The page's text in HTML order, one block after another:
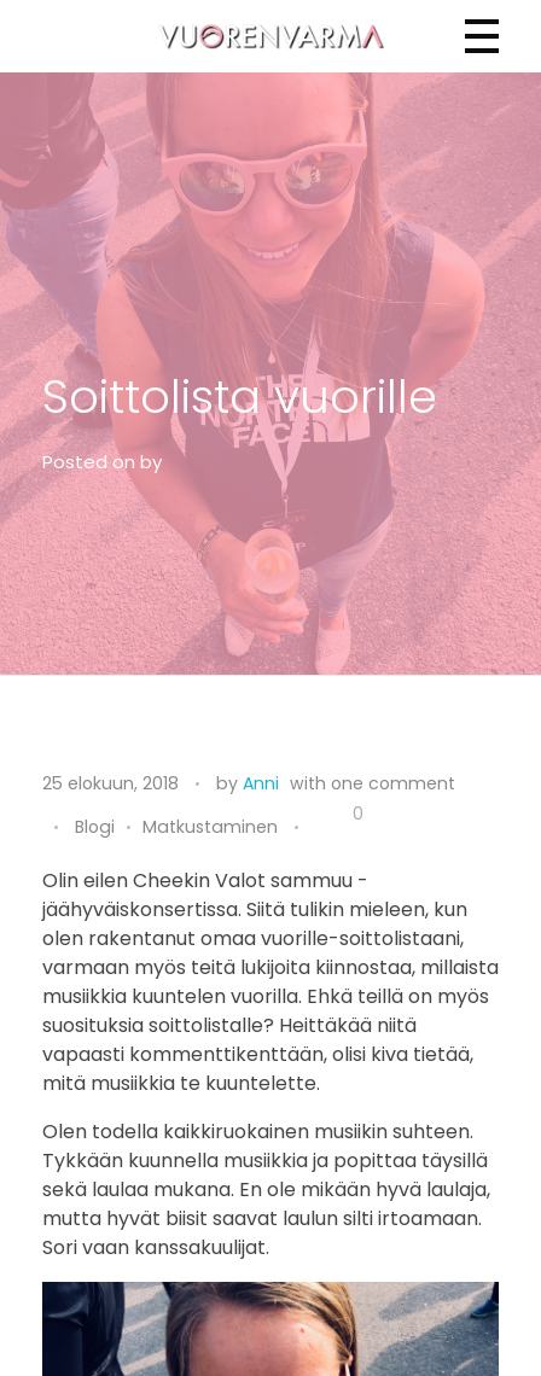
Vuorenvarma
Soittolista vuorille
Posted on by
S
o
i
t
t
o
l
i
s
t
a
v
25 elokuun, 2018 by Anni with one comment
Blogi
Matkustaminen
0
Olin eilen Cheekin Valot sammuu -
jäähyväiskonsertissa. Siitä tulikin mieleen, kun
olen rakentanut omaa vuorille-soittolistaani,
varmaan myös teitä lukijoita kiinnostaa, millaista
musiikkia kuuntelen vuorilla. Ehkä teillä on myös
suosituksia soittolistalle? Heittäkää niitä
vapaasti kommenttikenttään, olisi kiva tietää,
mitä musiikkia te kuuntelette.
Olen todella kaikkiruokainen musiikin suhteen.
Tykkään kuunnella musiikkia ja popittaa täysillä
sekä laulaa mukana. En ole mikään hyvä laulaja,
mutta hyvät biisit saavat laulun silti irtoamaan.
Sori vaan kanssakuulijat.